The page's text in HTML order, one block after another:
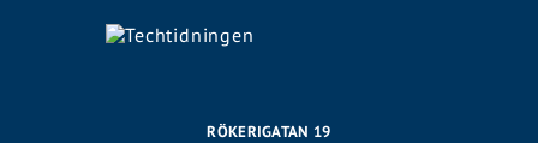
RÖKERIGATAN 19